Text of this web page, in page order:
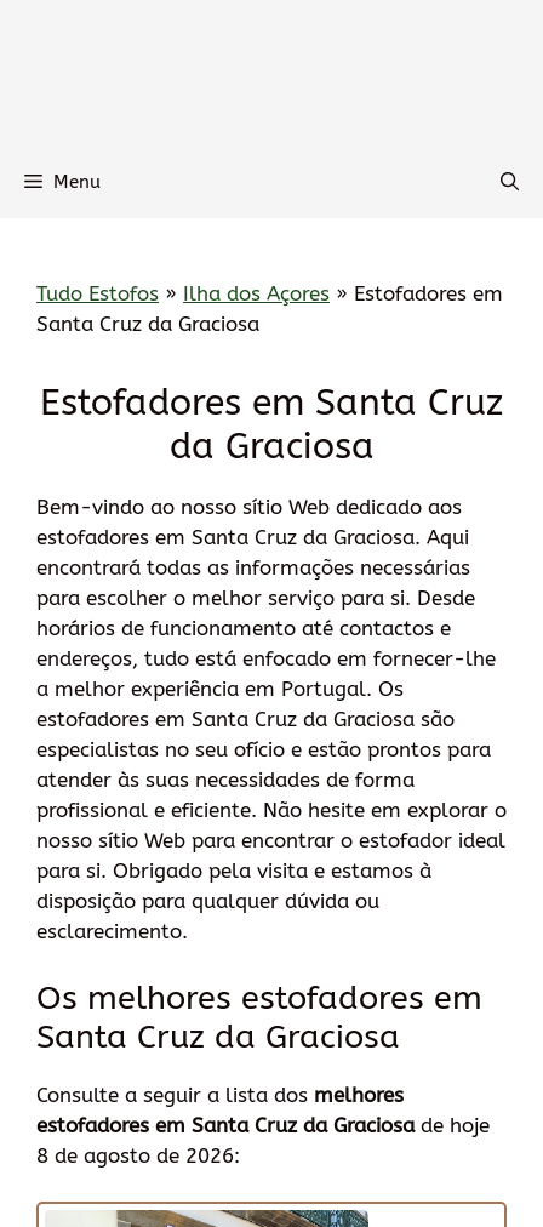
Menu
Tudo Estofos » Ilha dos Açores » Estofadores em
Santa Cruz da Graciosa
Estofadores em Santa Cruz
da Graciosa
Bem-vindo ao nosso sítio Web dedicado aos
estofadores em Santa Cruz da Graciosa. Aqui
encontrará todas as informações necessárias
para escolher o melhor serviço para si. Desde
horários de funcionamento até contactos e
endereços, tudo está enfocado em fornecer-lhe
a melhor experiência em Portugal. Os
estofadores em Santa Cruz da Graciosa são
especialistas no seu ofício e estão prontos para
atender às suas necessidades de forma
profissional e eficiente. Não hesite em explorar o
nosso sítio Web para encontrar o estofador ideal
para si. Obrigado pela visita e estamos à
disposição para qualquer dúvida ou
esclarecimento.
Os melhores estofadores em
Santa Cruz da Graciosa
Consulte a seguir a lista dos melhores
estofadores em Santa Cruz da Graciosade hoje
8 de agosto de 2026: